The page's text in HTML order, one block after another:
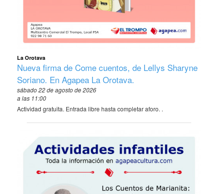
La Orotava
Nueva firma de Come cuentos, de Lellys Sharyne
Soriano. En Agapea La Orotava.
sábado 22 de agosto de 2026
a las 11:00
Actividad gratuita. Entrada libre hasta completar aforo. .